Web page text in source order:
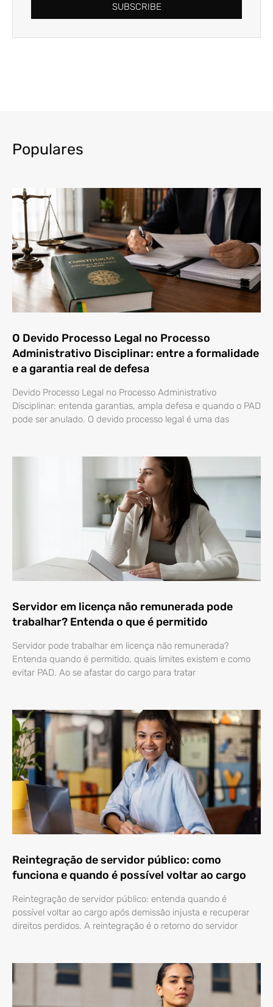
SUBSCRIBE
Populares
O Devido Processo Legal no Processo
Administrativo Disciplinar: entre a formalidade
e a garantia real de defesa
Devido Processo Legal no Processo Administrativo
Disciplinar: entenda garantias, ampla defesa e quando o PAD
pode ser anulado. O devido processo legal é uma das
Servidor em licença não remunerada pode
trabalhar? Entenda o que é permitido
Servidor pode trabalhar em licença não remunerada?
Entenda quando é permitido, quais limites existem e como
evitar PAD. Ao se afastar do cargo para tratar
Reintegração de servidor público: como
funciona e quando é possível voltar ao cargo
Reintegração de servidor público: entenda quando é
possível voltar ao cargo após demissão injusta e recuperar
direitos perdidos. A reintegração é o retorno do servidor